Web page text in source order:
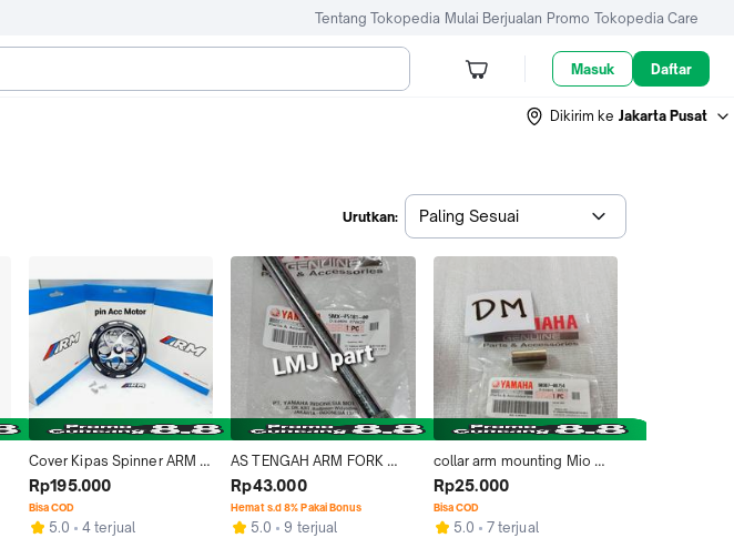
Tentang Tokopedia Mulai Berjualan Promo Tokopedia Care
Masuk Daftar
Dikirim ke Jakarta Pusat
Urutkan: Paling Sesuai
Cover Kipas Spinner ARM
Original  Model
Kipas/Frower Vespa Nouvo
dil
Rp195.000
Bisa COD
5.0
4 terjual
AS TENGAH ARM FORK
SASIS NOUVO Z NOUVO
LELE ORIGINAL 5MX-F5181-
00
Rp43.000
Hemat s.d 8% Pakai Bonus
5.0
9 terjual
collar arm mounting Mio
Sporty Smile Nouvo Soul
Fino 90387-08754 YGP
Rp25.000
Bisa COD
5.0
7 terjual